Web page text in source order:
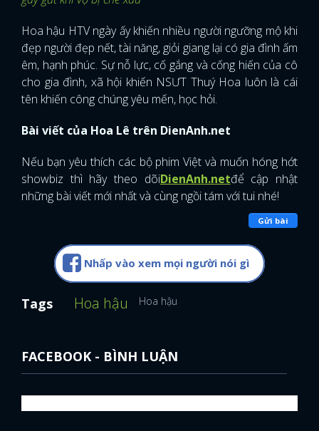
FACEBOOK GOOGLE
Hoa hậu HTV ngày ấy khiến nhiều người ngưỡng mộ khi
đẹp người đẹp nết, tài năng, giỏi giang lại có gia đình ấm
êm, hạnh phúc. Sự nỗ lực, cố gắng và cống hiến của cô
cho gia đình, xã hội khiến NSƯT Thuý Hoa luôn là cái
tên khiến công chúng yêu mến, học hỏi.
Bài viết của Hoa Lê trên DienAnh.net
Nếu bạn yêu thích các bộ phim Việt và muốn hóng hớt
showbiz thì hãy theo dõiDienAnh.netđể cập nhật
những bài viết mới nhất và cùng ngồi tám với tui nhé!
Gửi bài
Nhấp vào xem mọi người nói gì
Tags Hoa hậu Hoa hậu
FACEBOOK - BÌNH LUẬN